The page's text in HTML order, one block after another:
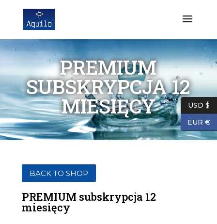
PREMIUM
SUBSKRYPCJA 12
MIESIĘCY
BACK TO SHOP
PREMIUM subskrypcja 12
miesięcy
USD $
EUR €